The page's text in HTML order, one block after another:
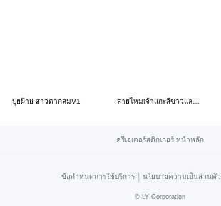
ปุยฝ้าย สาวตากลมV1
ครีเอเตอร์สติกเกอร์ หน้าหลัก
ข้อกำหนดการใช้บริการ | นโยบายความเป็นส่วนตัว
© LY Corporation